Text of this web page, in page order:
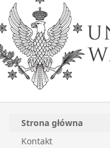
Strona główna
Kontakt